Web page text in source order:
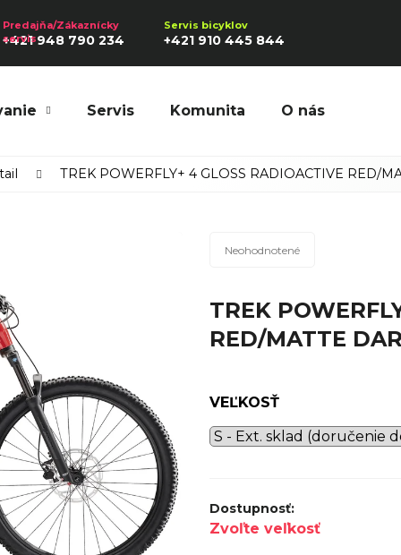
+421 948 790 234 +421 910 445 844
Servis Komunita O nás
TREK POWERFLY+ 4 GLOSS RADIOACTIVE RED/
Priemerné
je
0,0
z
Neohodnotené
TREK
RED/MATTE
VEĽKOSŤ
Zvoľte veľkosť
TREK MARLIN 6 GEN 3 LAVA
2026
€979